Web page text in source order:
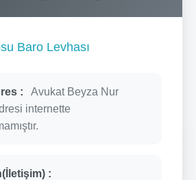
Baro Levhası
:
Avukat Beyza Nur
internette
: